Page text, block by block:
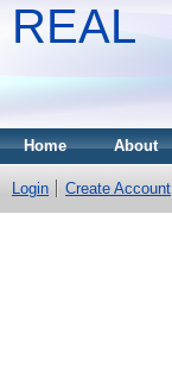
REAL
Home About
Login Create Account